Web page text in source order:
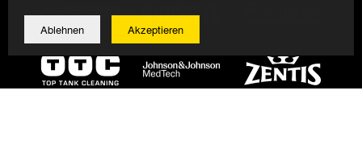
Ablehnen Akzeptieren